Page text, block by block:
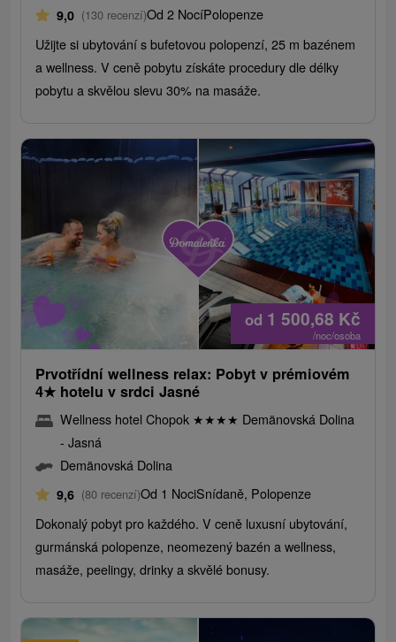
9,0 (130 recenzí)Od 2 NocíPolopenze
Užijte si ubytování s bufetovou polopenzí, 25 m bazénem
a wellness. V ceně pobytu získáte procedury dle délky
pobytu a skvělou slevu 30% na masáže.
od 1 500,68 Kč
/noc/osoba
Prvotřídní wellness relax: Pobyt v prémiovém
4★ hotelu v srdci Jasné
Wellness hotel Chopok ★★★★ Demänovská Dolina
- Jasná
Demänovská Dolina
9,6 (80 recenzí)Od 1 NociSnídaně, Polopenze
Dokonalý pobyt pro každého. V ceně luxusní ubytování,
gurmánská polopenze, neomezený bazén a wellness,
masáže, peelingy, drinky a skvělé bonusy.